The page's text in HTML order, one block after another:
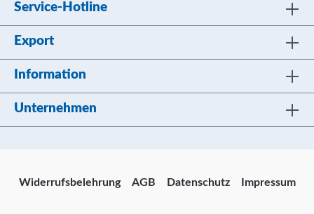
Service-Hotline
Export
Information
Unternehmen
Widerrufsbelehrung AGB Datenschutz Impressum